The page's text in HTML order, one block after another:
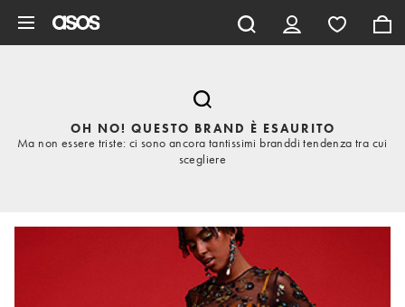
OH NO! QUESTO BRAND È ESAURITO
Ma non essere triste: ci sono ancora tantissimi branddi tendenza tra cui
scegliere